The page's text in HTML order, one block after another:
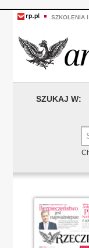
SZKOLENIA
SZUKAJ W: